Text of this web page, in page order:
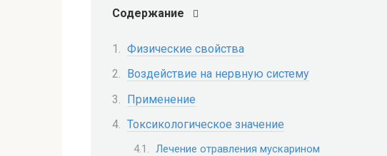
Содержание
Физические свойства
Воздействие на нервную систему
Применение
Токсикологическое значение
Лечение отравления мускарином